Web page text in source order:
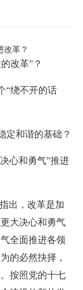
改革？
改革”？
绕不开的话
和谐的基础？
心和勇气”推进
出，改革是加
大决心和勇气
全面推进各领
的必然抉择，
按照党的十七